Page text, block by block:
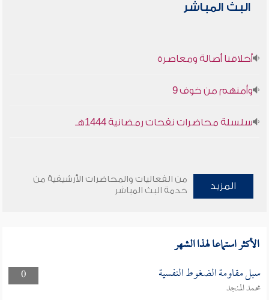
البث المباشر
أخلاقنا أصالة ومعاصرة
وأمنهم من خوف 9
سلسلة محاضرات نفحات رمضانية 1444هـ
المزيد
من الفعاليات والمحاضرات الأرشيفية من
خدمة البث المباشر
الأكثر استماعا لهذا الشهر
0 سبل مقاومة الضغوط النفسية
محمد المنجد